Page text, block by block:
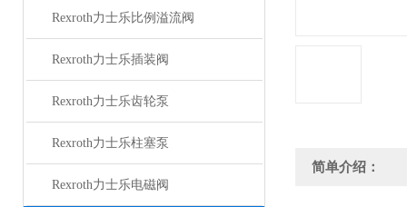
Rexroth力士乐比例溢流阀
Rexroth力士乐插装阀
Rexroth力士乐齿轮泵
Rexroth力士乐柱塞泵
Rexroth力士乐电磁阀
简单介绍：